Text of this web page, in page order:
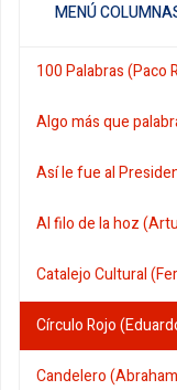
MENÚ
100 Palabras (Paco
Algo más que
Así le fue al
Al filo de la hoz
Catalejo Cultural
Círculo Rojo
Candelero